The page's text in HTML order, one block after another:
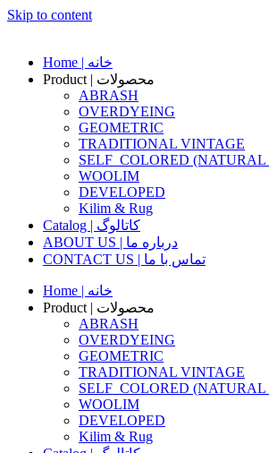
Skip to content
Home | خانه
Product | محصولات
ABRASH
OVERDYEING
GEOMETRIC
TRADITIONAL VINTAGE
SELF_COLORED (NATURAL
WOOLIM
DEVELOPED
Kilim & Rug
Catalog | کاتالوگ
ABOUT US | درباره ما
CONTACT US | تماس با ما
Home | خانه
Product | محصولات
ABRASH
OVERDYEING
GEOMETRIC
TRADITIONAL VINTAGE
SELF_COLORED (NATURAL
WOOLIM
DEVELOPED
Kilim & Rug